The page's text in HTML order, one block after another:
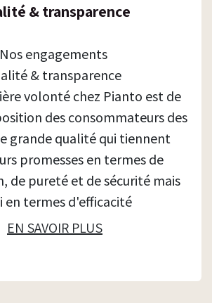
& transparence
Nos engagements
& transparence
volonté chez Pianto est de
des consommateurs des
grande qualité qui tiennent
promesses en termes de
​de pureté et de sécurité mais
en termes d'efficacité
EN SAVOIR PLUS